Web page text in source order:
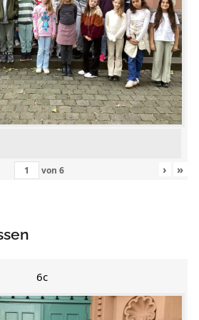
von 6 › »
6c